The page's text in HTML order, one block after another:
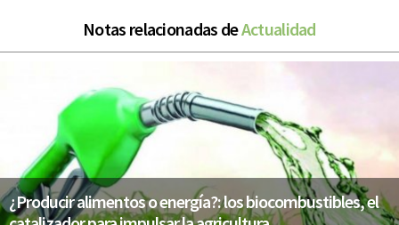
Notas relacionadas deActualidad
¿Producir alimentos o energía?: los biocombustibles, el